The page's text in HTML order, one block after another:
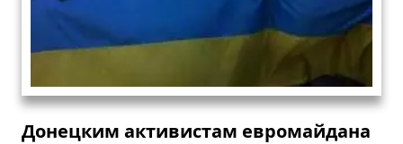
Донецким активистам евромайдана